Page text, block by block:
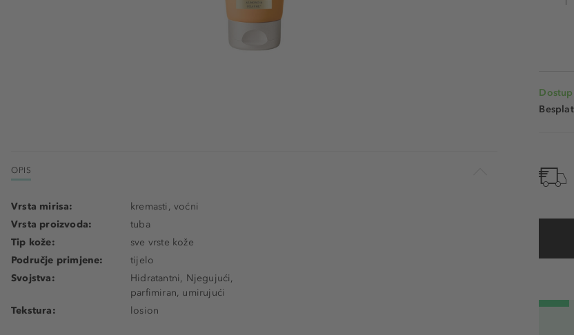
OPIS
Vrsta mirisa:
kremasti, voćni
Vrsta proizvoda:
tuba
Tip kože:
sve vrste kože
Područje primjene:
tijelo
Svojstva:
Hidratantni, Njegujući,
parfimiran, umirujući
Tekstura:
losion